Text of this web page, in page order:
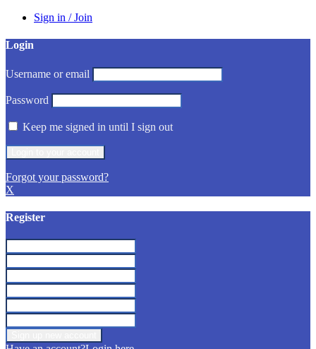
Sign in / Join
Login
Username or email
Password
Keep me signed in until I sign out
Forgot your password?
X
Register